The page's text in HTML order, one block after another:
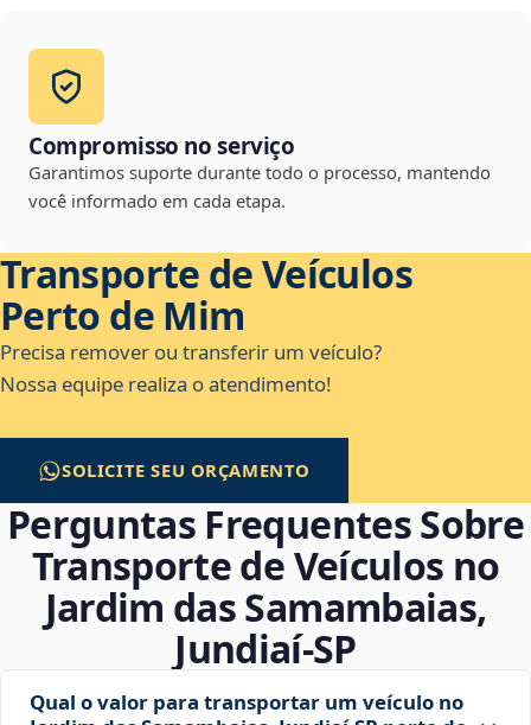
Compromisso no serviço
Garantimos suporte durante todo o processo, mantendo
você informado em cada etapa.
Transporte de Veículos
Perto de Mim
Precisa remover ou transferir um veículo?
Nossa equipe realiza o atendimento!
SOLICITE SEU ORÇAMENTO
Perguntas Frequentes Sobre
Transporte de Veículos no
Jardim das Samambaias,
Jundiaí‑SP
Qual o valor para transportar um veículo no